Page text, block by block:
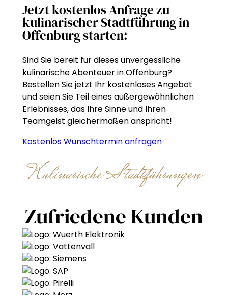
Jetzt kostenlos Anfrage zu
kulinarischer Stadtführung in
Offenburg starten:
Sind Sie bereit für dieses unvergessliche
kulinarische Abenteuer in Offenburg?
Bestellen Sie jetzt Ihr kostenloses Angebot
und seien Sie Teil eines außergewöhnlichen
Erlebnisses, das Ihre Sinne und Ihren
Teamgeist gleichermaßen anspricht!
Kostenlos Wunschtermin anfragen
Kulinarische Stadtführungen
Zufriedene Kunden